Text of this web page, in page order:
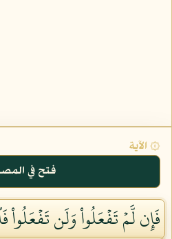
۞ الآية
فتح في
فَإِن لَّمۡ تَفۡعَلُواْ وَلَن تَفۡعَلُواْ